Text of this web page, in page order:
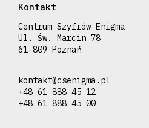
Kontakt
Centrum Szyfrów Enigma
Ul. Św. Marcin 78
61-809 Poznań
kontakt@csenigma.pl
+48 61 888 45 12
+48 61 888 45 00